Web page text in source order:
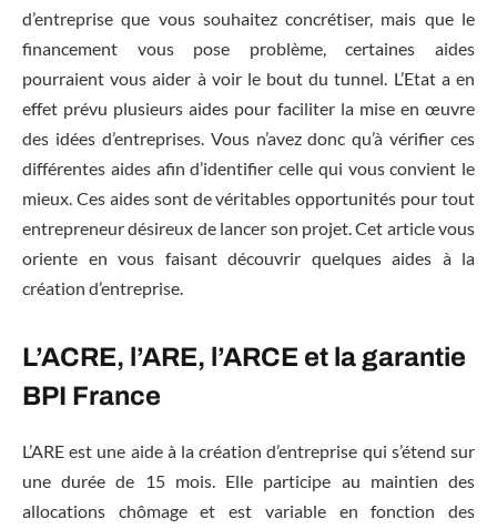
d’entreprise que vous souhaitez concrétiser, mais que le
financement vous pose problème, certaines aides
pourraient vous aider à voir le bout du tunnel. L’Etat a en
effet prévu plusieurs aides pour faciliter la mise en œuvre
des idées d’entreprises. Vous n’avez donc qu’à vérifier ces
différentes aides afin d’identifier celle qui vous convient le
mieux. Ces aides sont de véritables opportunités pour tout
entrepreneur désireux de lancer son projet. Cet article vous
oriente en vous faisant découvrir quelques aides à la
création d’entreprise.
L’ACRE, l’ARE, l’ARCE et la garantie
BPI France
L’ARE est une aide à la création d’entreprise qui s’étend sur
une durée de 15 mois. Elle participe au maintien des
allocations chômage et est variable en fonction des